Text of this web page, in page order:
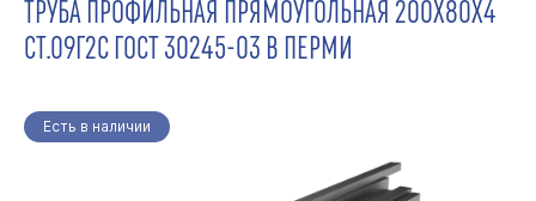
ТРУБА ПРОФИЛЬНАЯ ПРЯМОУГОЛЬНАЯ 200Х80Х4
СТ.09Г2С ГОСТ 30245-03 В ПЕРМИ
Есть в наличии